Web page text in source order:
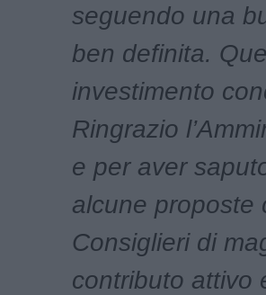
seguendo una
ben definita.
investimento
Ringrazio
e per aver
alcune proposte
Consiglieri di
contributo attivo